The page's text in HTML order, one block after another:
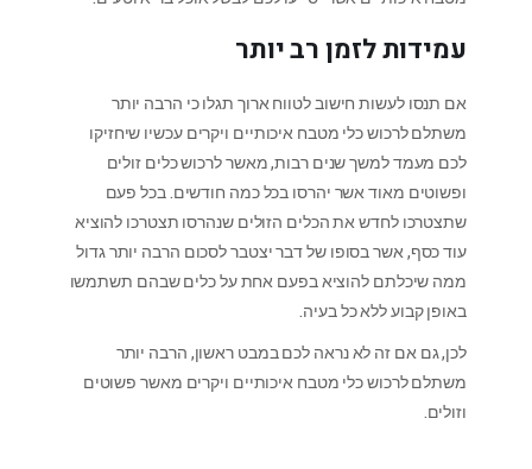
עמידות לזמן רב יותר
אם תנסו לעשות חישוב לטווח ארוך תגלו כי הרבה יותר
משתלם לרכוש כלי מטבח איכותיים ויקרים עכשיו שיחזיקו
לכם מעמד למשך שנים רבות, מאשר לרכוש כלים זולים
ופשוטים מאוד אשר יהרסו בכל כמה חודשים. בכל פעם
שתצטרכו לחדש את הכלים הזולים שנהרסו תצטרכו להוציא
עוד כסף, אשר בסופו של דבר יצטבר לסכום הרבה יותר גדול
ממה שיכלתם להוציא בפעם אחת על כלים שבהם תשתמשו
באופן קבוע ללא כל בעיה.
לכן, גם אם זה לא נראה לכם במבט ראשון, הרבה יותר
משתלם לרכוש כלי מטבח איכותיים ויקרים מאשר פשוטים
וזולים.